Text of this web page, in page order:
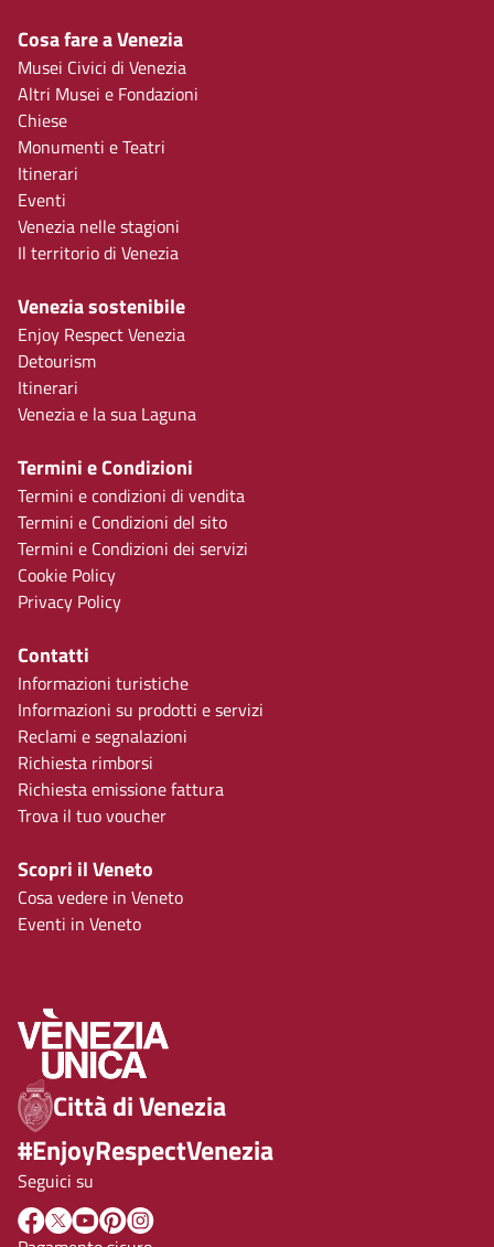
Cosa fare a Venezia
Musei Civici di Venezia
Altri Musei e Fondazioni
Chiese
Monumenti e Teatri
Itinerari
Eventi
Venezia nelle stagioni
Il territorio di Venezia
Venezia sostenibile
Enjoy Respect Venezia
Detourism
Itinerari
Venezia e la sua Laguna
Termini e Condizioni
Termini e condizioni di vendita
Termini e Condizioni del sito
Termini e Condizioni dei servizi
Cookie Policy
Privacy Policy
Contatti
Informazioni turistiche
Informazioni su prodotti e servizi
Reclami e segnalazioni
Richiesta rimborsi
Richiesta emissione fattura
Trova il tuo voucher
Scopri il Veneto
Cosa vedere in Veneto
Eventi in Veneto
Città di Venezia
#EnjoyRespectVenezia
Seguici su